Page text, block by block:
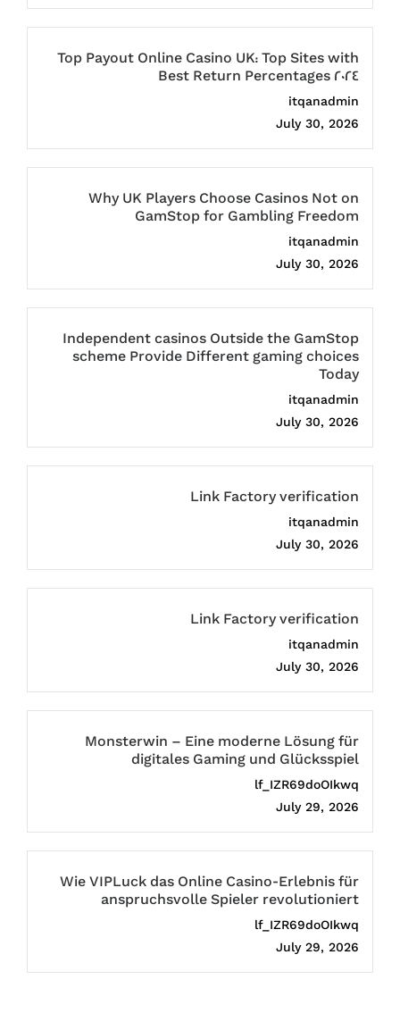
Top Payout Online Casino UK: Top Sites with
Best Return Percentages 2024
itqanadmin
July 30, 2026
Why UK Players Choose Casinos Not on
GamStop for Gambling Freedom
itqanadmin
July 30, 2026
Independent casinos Outside the GamStop
scheme Provide Different gaming choices
Today
itqanadmin
July 30, 2026
Link Factory verification
itqanadmin
July 30, 2026
Link Factory verification
itqanadmin
July 30, 2026
Monsterwin – Eine moderne Lösung für
digitales Gaming und Glücksspiel
lf_IZR69doOIkwq
July 29, 2026
Wie VIPLuck das Online Casino-Erlebnis für
anspruchsvolle Spieler revolutioniert
lf_IZR69doOIkwq
July 29, 2026